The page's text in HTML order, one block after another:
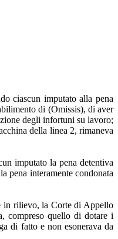
ciascun imputato alla pena
di (Omissis), di aver
degli infortuni su lavoro;
della linea 2, rimaneva
imputato la pena detentiva
pena interamente condonata
in rilievo, la Corte di Appello
compreso quello di dotare i
di fatto e non esonerava da